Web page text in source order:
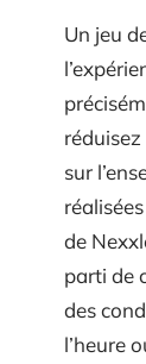
Un jeu
sur
de
parti de
des
l’heure